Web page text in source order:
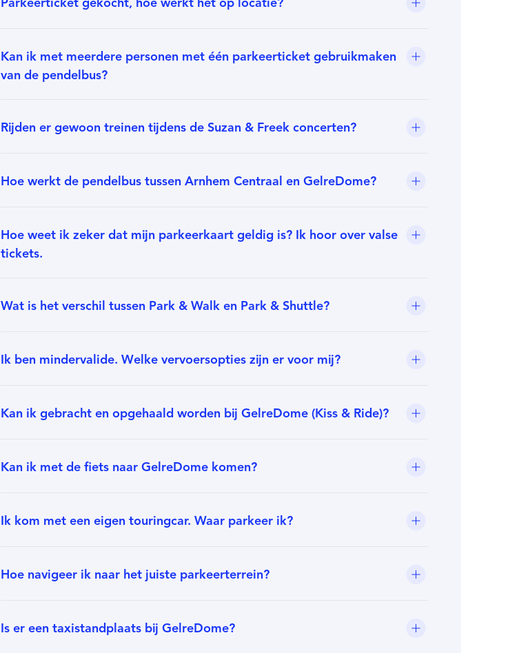
Parkeerticket gekocht, hoe werkt het op locatie?
Kan ik met meerdere personen met één parkeerticket gebruikmaken
van de pendelbus?
Rijden er gewoon treinen tijdens de Suzan & Freek concerten?
Hoe werkt de pendelbus tussen Arnhem Centraal en GelreDome?
Hoe weet ik zeker dat mijn parkeerkaart geldig is? Ik hoor over valse
tickets.
Wat is het verschil tussen Park & Walk en Park & Shuttle?
Ik ben mindervalide. Welke vervoersopties zijn er voor mij?
Kan ik gebracht en opgehaald worden bij GelreDome (Kiss & Ride)?
Kan ik met de fiets naar GelreDome komen?
Ik kom met een eigen touringcar. Waar parkeer ik?
Hoe navigeer ik naar het juiste parkeerterrein?
Is er een taxistandplaats bij GelreDome?